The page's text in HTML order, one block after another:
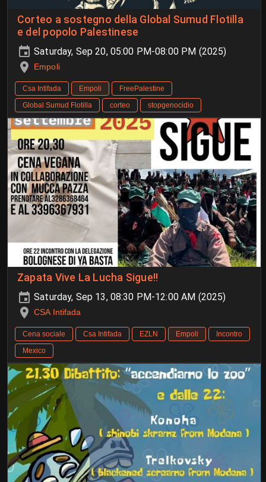
Corteo a sostegno della Global Sumud Flotilla
e del popolo Palestinese
Saturday, Sep 20, 05:00 PM-08:00 PM (2025)
Empoli
Csa Intifada Empoli
FreePalestine
Global Sumud Flotilla
corteo stopgenocidio
Zapata Vive La Lucha Sigue!!
Saturday, Sep 13, 08:30 PM-12:00 AM (2025)
CSA Intifada
Cena sociale Csa Intifada EZLN Empoli
Incontro
Mexico